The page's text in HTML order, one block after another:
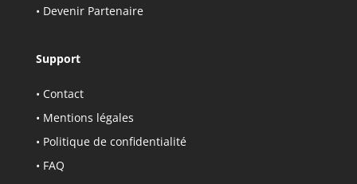
• Devenir Partenaire
Support
• Contact
• Mentions légales
• Politique de confidentialité
• FAQ